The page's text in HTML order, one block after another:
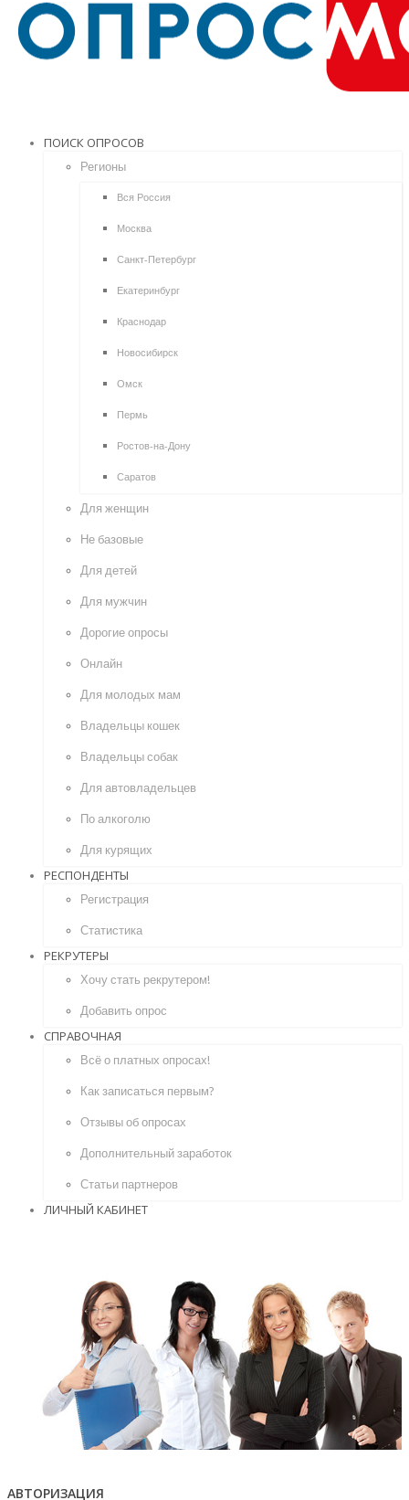
ПОИСК ОПРОСОВ
Регионы
Вся Россия
Москва
Санкт-Петербург
Екатеринбург
Краснодар
Новосибирск
Омск
Пермь
Ростов-на-Дону
Саратов
Для женщин
Не базовые
Для детей
Для мужчин
Дорогие опросы
Онлайн
Для молодых мам
Владельцы кошек
Владельцы собак
Для автовладельцев
По алкоголю
Для курящих
РЕСПОНДЕНТЫ
Регистрация
Статистика
РЕКРУТЕРЫ
Хочу стать рекрутером!
Добавить опрос
СПРАВОЧНАЯ
Всё о платных опросах!
Как записаться первым?
Отзывы об опросах
Дополнительный заработок
Статьи партнеров
ЛИЧНЫЙ КАБИНЕТ
АВТОРИЗАЦИЯ